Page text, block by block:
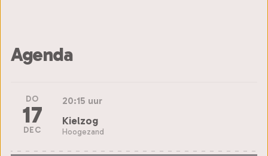
Agenda
DO
17
DEC
20:15 uur
Kielzog
Hoogezand